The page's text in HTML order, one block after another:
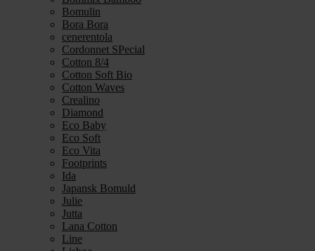
Bomulin
Bora Bora
cenerentola
Cordonnet SPecial
Cotton 8/4
Cotton Soft Bio
Cotton Waves
Crealino
Diamond
Eco Baby
Eco Soft
Eco Vita
Footprints
Ida
Japansk Bomuld
Julie
Jutta
Lana Cotton
Line